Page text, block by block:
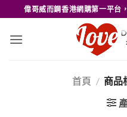
to
content
偉哥威而鋼香港網購第一平台
首頁 / 商品